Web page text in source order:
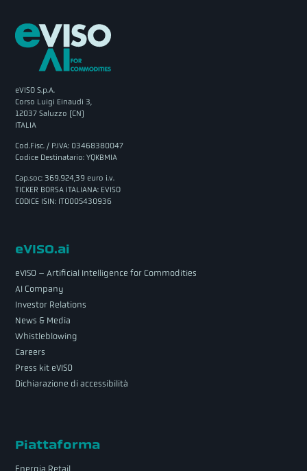
eVISO S.p.A.
Corso Luigi Einaudi 3,
12037 Saluzzo (CN)
ITALIA
Cod.Fisc. / P.IVA: 03468380047
Codice Destinatario: YQKBMIA
Cap.soc: 369.924,39 euro i.v.
TICKER BORSA ITALIANA: EVISO
CODICE ISIN: IT0005430936
eVISO.ai
eVISO – Artificial Intelligence for Commodities
AI Company
Investor Relations
News & Media
Whistleblowing
Careers
Press kit eVISO
Dichiarazione di accessibilità
Piattaforma
Energia Retail